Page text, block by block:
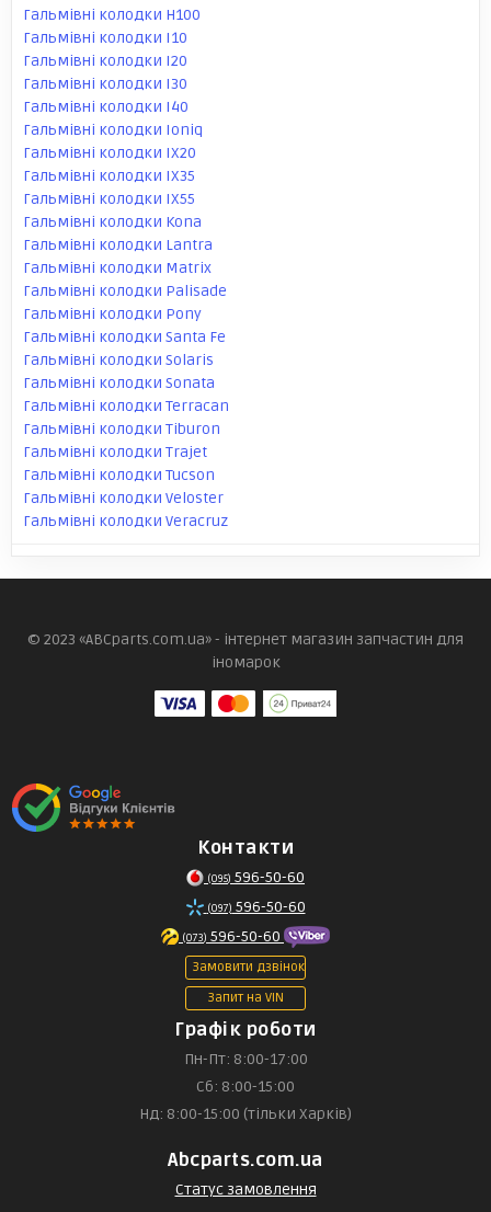
Гальмівні колодки H100
Гальмівні колодки I10
Гальмівні колодки I20
Гальмівні колодки I30
Гальмівні колодки I40
Гальмівні колодки Ioniq
Гальмівні колодки IX20
Гальмівні колодки IX35
Гальмівні колодки IX55
Гальмівні колодки Kona
Гальмівні колодки Lantra
Гальмівні колодки Matrix
Гальмівні колодки Palisade
Гальмівні колодки Pony
Гальмівні колодки Santa Fe
Гальмівні колодки Solaris
Гальмівні колодки Sonata
Гальмівні колодки Terracan
Гальмівні колодки Tiburon
Гальмівні колодки Trajet
Гальмівні колодки Tucson
Гальмівні колодки Veloster
Гальмівні колодки Veracruz
© 2023 «ABCparts.com.ua» - інтернет магазин запчастин для
іномарок
Контакти
(095) 596-50-60
(097) 596-50-60
(073) 596-50-60
Замовити дзвінок
Запит на VIN
Графік роботи
Пн-Пт: 8:00-17:00
Сб: 8:00-15:00
Нд: 8:00-15:00 (тільки Харків)
Abcparts.com.ua
Статус замовлення